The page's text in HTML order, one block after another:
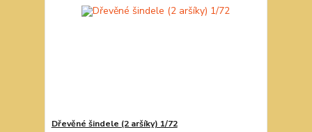
Dřevěné šindele (2 aršíky) 1/72